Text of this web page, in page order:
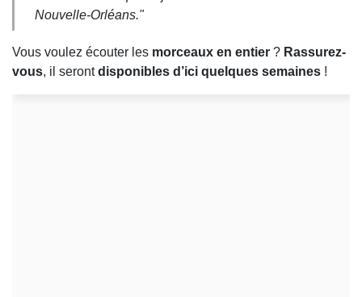
Nouvelle-Orléans."
Vous voulez écouter les morceaux en entier ? Rassurez-
vous, il serontdisponibles d’ici quelques semaines !